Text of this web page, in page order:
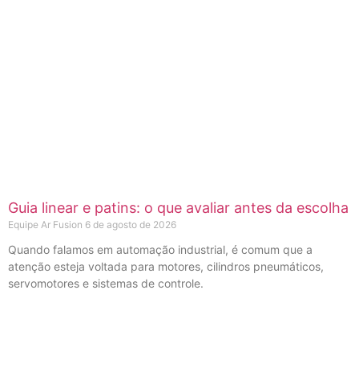
Guia linear e patins: o que avaliar antes da escolha
Equipe Ar Fusion 6 de agosto de 2026
Quando falamos em automação industrial, é comum que a
atenção esteja voltada para motores, cilindros pneumáticos,
servomotores e sistemas de controle.